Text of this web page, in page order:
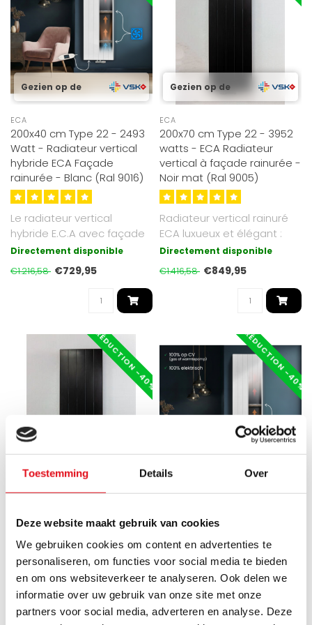
Toestemming Details Over
Deze website maakt gebruik van cookies
We gebruiken cookies om content en advertenties te
personaliseren, om functies voor social media te bieden
en om ons websiteverkeer te analyseren. Ook delen we
informatie over uw gebruik van onze site met onze
partners voor social media, adverteren en analyse. Deze
Gezien op de
ECA
200x40 cm Type 22 - 2493
Watt - Radiateur vertical
hybride ECA Façade
rainurée - Blanc (Ral 9016)
Le radiateur vertical
hybride E.C.A avec façade
rainurée combine chaleur
Directement disponible
€1.216,58 €729,95
Gezien op de
ECA
200x70 cm Type 22 - 3952
watts - ECA Radiateur
vertical à façade rainurée -
Noir mat (Ral 9005)
Radiateur vertical rainuré
ECA luxueux et élégant :
dimensions 200x70 cm -
Directement disponible
€1.416,58 €849,95
RÉDUCTION -40%
Gezien op de
200x60 cm Type 22 - 3252
watts - ECA Radiateur
vertical à façade rainurée -
Noir mat (Ral 9005)
Radiateur vertical rainuré
RÉDUCTION -40%
200x60 cm Type 22 – 3739
Watt – Radiateur Vertical
Duo Hybride avec fonction
Wifi – façade rainurée –
Blanc (RAL 9016)